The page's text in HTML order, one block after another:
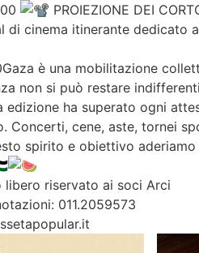
PROIEZIONE DEI
di cinema itinerante dedicato
è una mobilitazione
non si può restare
edizione ha superato ogni
Concerti, cene, aste, tornei
spirito e obiettivo
libero riservato ai soci Arci
011.2059573